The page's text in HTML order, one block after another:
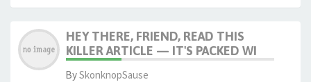
HEY THERE, FRIEND, READ THIS
KILLER ARTICLE — IT'S PACKED WI
BySkonknopSause